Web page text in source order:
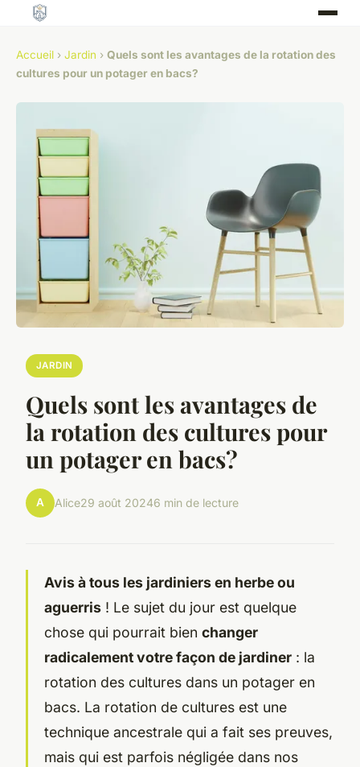
Accueil › Jardin › Quels sont les avantages de la rotation des
cultures pour un potager en bacs?
JARDIN
Quels sont les avantages de
la rotation des cultures pour
un potager en bacs?
A Alice29 août 20246 min de lecture
Avis à tous les jardiniers en herbe ou
aguerris ! Le sujet du jour est quelque
chose qui pourrait bien changer
radicalement votre façon de jardiner : la
rotation des cultures dans un potager en
bacs. La rotation de cultures est une
technique ancestrale qui a fait ses preuves,
mais qui est parfois négligée dans nos